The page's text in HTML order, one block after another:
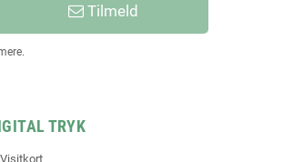
Tilmeld
TRYK
Visitkort